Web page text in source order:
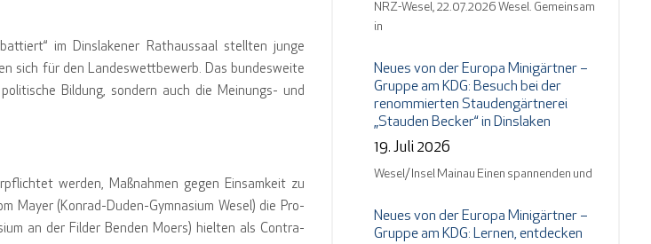
im Dinslakener Rathaussaal stellten junge
sich für den Landeswettbewerb. Das bundesweite
Bildung, sondern auch die Meinungs- und
werden, Maßnahmen gegen Einsamkeit zu
Mayer (Konrad-Duden-Gymnasium Wesel) die Pro-
an der Filder Benden Moers) hielten als Contra-
NRZ-Wesel, 22.07.2026 Wesel. Gemeinsam
in
Neues von der Europa Minigärtner –
Gruppe am KDG: Besuch bei der
renommierten Staudengärtnerei
„Stauden Becker“ in Dinslaken
19. Juli 2026
Wesel/ Insel Mainau Einen spannenden und
Neues von der Europa Minigärtner –
Gruppe am KDG: Lernen, entdecken